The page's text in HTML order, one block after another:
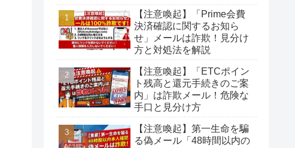
【注意喚起】「Prime会費
決済確認に関するお知ら
せ」メールは詐欺！見分け
方と対処法を解説
【注意喚起】「ETCポイン
ト残高と還元手続きのご案
内」は詐欺メール！危険な
手口と見分け方
【注意喚起】第一生命を騙
る偽メール「48時間以内の